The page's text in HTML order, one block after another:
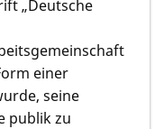
„Deutsche
einer
seine
publik zu